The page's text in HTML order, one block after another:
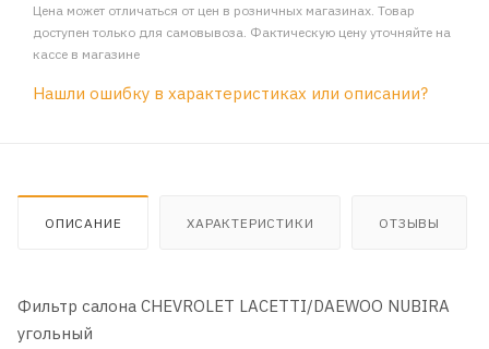
Цена может отличаться от цен в розничных магазинах. Товар
доступен только для самовывоза. Фактическую цену уточняйте на
кассе в магазине
Нашли ошибку в характеристиках или описании?
ОПИСАНИЕ ХАРАКТЕРИСТИКИ ОТЗЫВЫ
Фильтр салона CHEVROLET LACETTI/DAEWOO NUBIRA
угольный